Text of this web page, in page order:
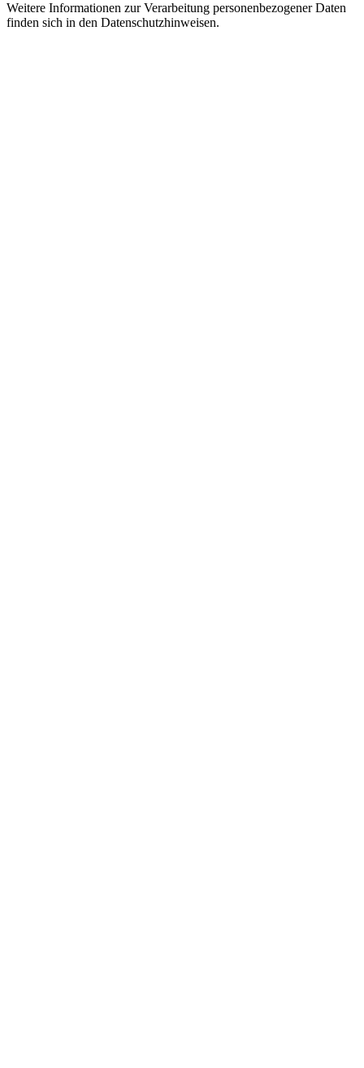
Weitere Informationen zur Verarbeitung personenbezogener Daten
finden sich in den Datenschutzhinweisen.